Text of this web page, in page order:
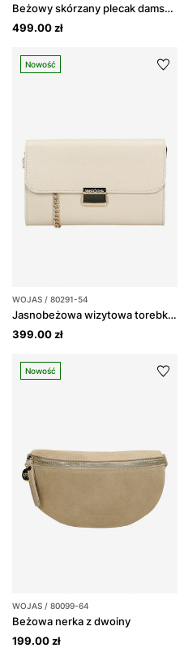
Beżowy skórzany plecak damski ze srebrną zawieszką
499.00 zł
Nowość
WOJAS / 80291-54
Jasnobeżowa wizytowa torebka skórzana ze złotymi elementami
399.00 zł
Nowość
WOJAS / 80099-64
Beżowa nerka z dwoiny
199.00 zł